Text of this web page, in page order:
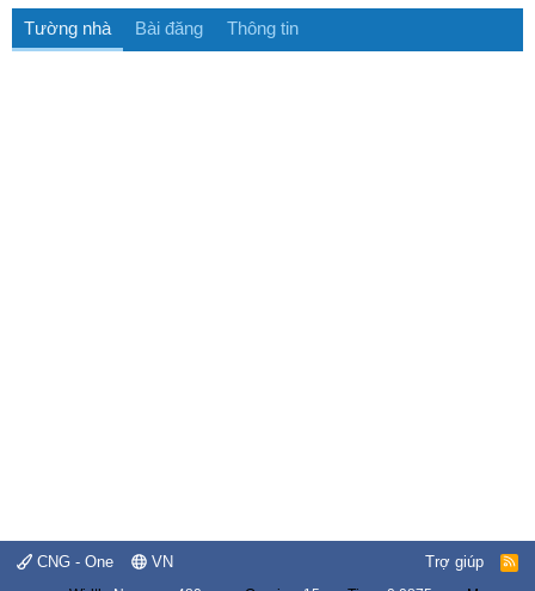
Tường nhà Bài đăng Thông tin
CNG - One VN Trợ giúp
R